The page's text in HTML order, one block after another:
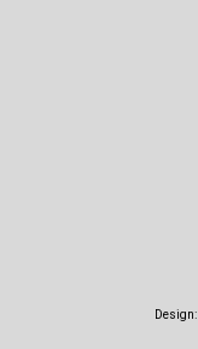
Design: